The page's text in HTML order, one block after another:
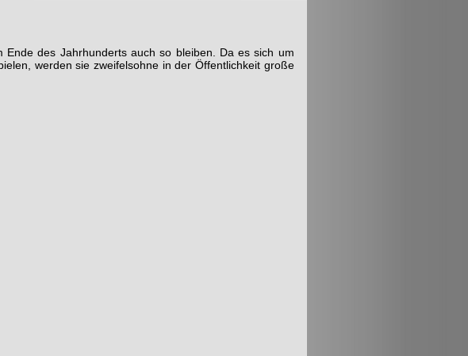
des Jahrhunderts auch so bleiben. Da es sich um
werden sie zweifelsohne in der Öffentlichkeit große